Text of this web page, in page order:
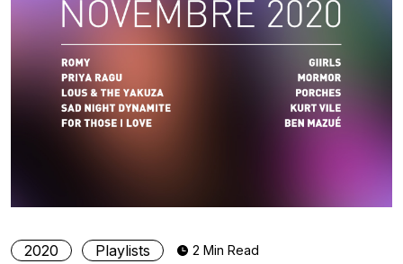
2020 Playlists 2 Min Read